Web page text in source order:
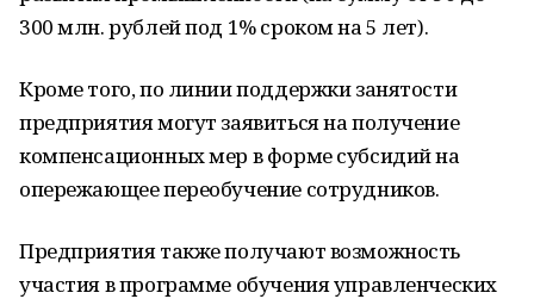
300 млн. рублей под 1% сроком на 5 лет).
Кроме того, по линии поддержки занятости
предприятия могут заявиться на получение
компенсационных мер в форме субсидий на
опережающее переобучение сотрудников.
Предприятия также получают возможность
участия в программе обучения управленческих